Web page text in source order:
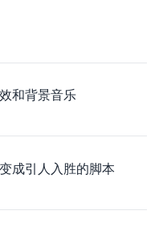
和背景音乐
成引人入胜的脚本